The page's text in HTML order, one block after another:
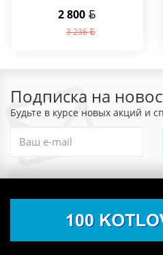
2 800
3 236
Подписка на
Будьте в курсе новых акций и